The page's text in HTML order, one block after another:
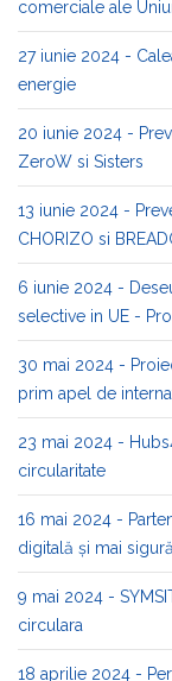
comerciale ale
27 iunie 2024 -
energie
20 iunie 2024 -
ZeroW si Sisters
13 iunie 2024 -
CHORIZO si
6 iunie 2024 -
selective in UE -
30 mai 2024 -
prim apel de
23 mai 2024 -
circularitate
16 mai 2024 -
digitală și mai sigură
9 mai 2024 -
circulara
18 aprilie 2024 -